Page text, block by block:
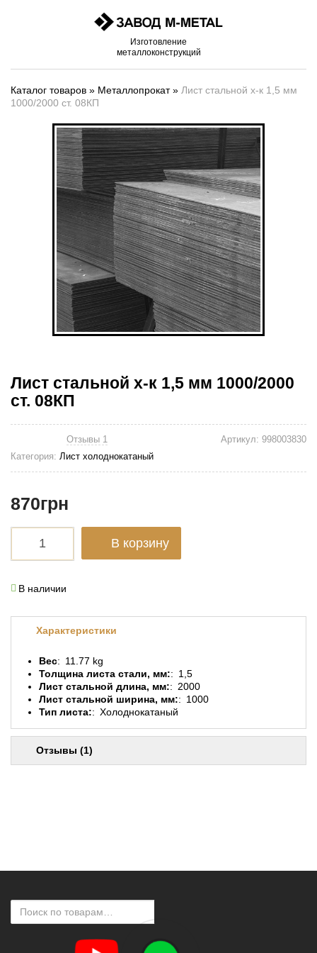
Изготовление
металлоконструкций
Каталог товаров » Металлопрокат» Лист стальной х-к 1,5 мм
1000/2000 ст. 08КП
Лист стальной х-к 1,5 мм 1000/2000
ст. 08КП
Отзывы 1 Артикул: 998003830
Категория: Лист холоднокатаный
870грн
В корзину
В наличии
Характеристики
Вес
11.77 kg
Толщина листа стали, мм:
1,5
Лист стальной длина, мм:
2000
Лист стальной ширина, мм:
1000
Тип листа:
Холоднокатаный
Отзывы (1)